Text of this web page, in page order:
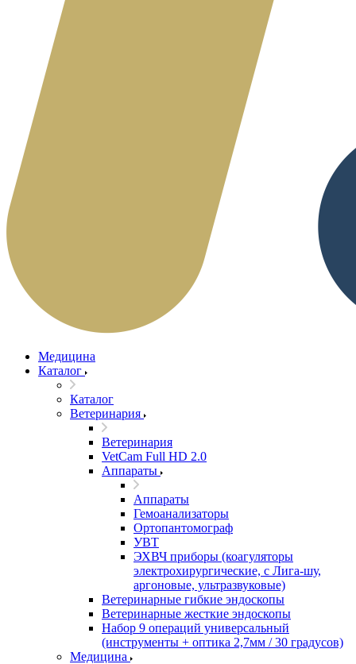
Медицина
Каталог
Каталог
Ветеринария
Ветеринария
VetCam Full HD 2.0
Аппараты
Аппараты
Гемоанализаторы
Ортопантомограф
УВТ
ЭХВЧ приборы (коагуляторы
электрохирургические, с Лига-шу,
аргоновые, ультразвуковые)
Ветеринарные гибкие эндоскопы
Ветеринарные жесткие эндоскопы
Набор 9 операций универсальный
(инструменты + оптика 2,7мм / 30 градусов)
Медицина